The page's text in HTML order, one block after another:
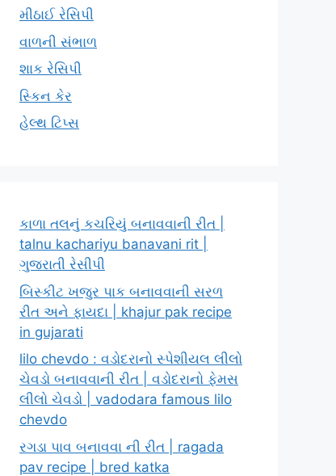
મીઠાઈ રેસિપી
વાળની સંભાળ
શાક રેસિપી
સ્કિન કેર
હેલ્થ ટિપ્સ
કાળા તલનું કચરિયું બનાવવાની રીત |
talnu kachariyu banavani rit |
ગુજરાતી રેસીપી
બિસ્કીટ ખજુર પાક બનાવવાની સરળ
રીત અને ફાયદા | khajur pak recipe
in gujarati
lilo chevdo : વડોદરાનો સ્પેશીયલ લીલો
ચેવડો બનાવવાની રીત | વડોદરાનો ફેમસ
લીલો ચેવડો | vadodara famous lilo
chevdo
રગડા પાવ બનાવવા ની રીત | ragada
pav recipe | bred katka